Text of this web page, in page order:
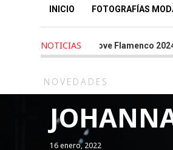
INICIO FOTOGRAFÍAS
NOTICIAS
We Love Flamenco 2024 -
NOVEDADES
16 enero, 2022